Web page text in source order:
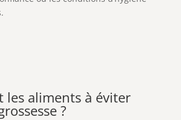
les aliments à éviter
?